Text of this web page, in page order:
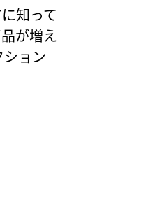
知って
が増え
ョン